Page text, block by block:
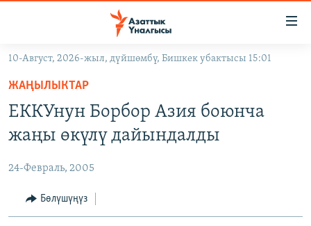
Навигацияга
өтүңүз
Издөөгө
салыңызКЫРГЫЗСТАН
ЭКОНОМИКА
МАДАНИЯТ
БОРБОР АЗИЯ
АТАЙЫН ИЛИКТӨӨ
ТВ ПРОГРАММАЛАР
10-Август, 2026-жыл, дүйшөмбү, Бишкек убактысы 15:01
ЖАҢЫЛЫКТАР
ЕККУнун Борбор Азия боюнча
жаңы өкүлү дайындалды
24-Февраль, 2005
Бөлүшүңүз